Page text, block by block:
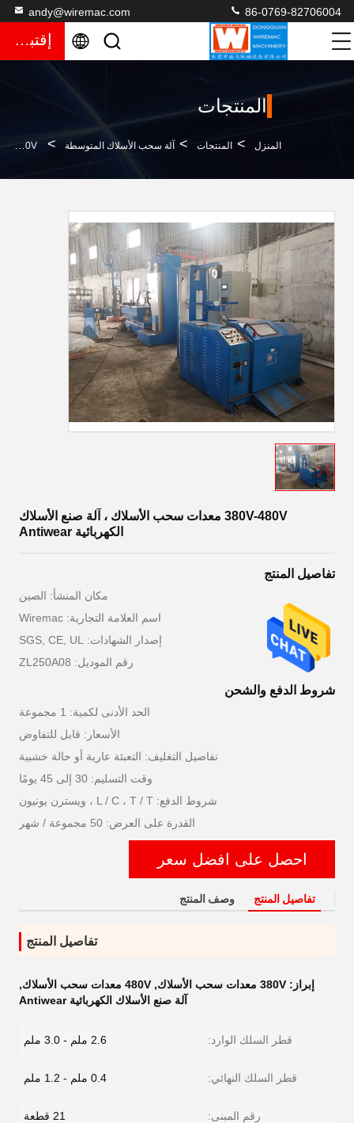
andy@wiremac.com 86-0769-82706004
إقتباس
المنتجات
المنزل > المنتجات > آلة سحب الأسلاك المتوسطة > 380V-480V معدات سحب الأسلاك ، آلة صنع الأسلاك الكهربائية Antiwear
380V-480V معدات سحب الأسلاك ، آلة صنع الأسلاك
الكهربائية Antiwear
تفاصيل المنتج
مكان المنشأ: الصين
اسم العلامة التجارية: Wiremac
إصدار الشهادات: SGS, CE, UL
رقم الموديل: ZL250A08
شروط الدفع والشحن
الحد الأدنى لكمية: 1 مجموعة
الأسعار: قابل للتفاوض
تفاصيل التغليف: التعبئة عارية أو حالة خشبية
وقت التسليم: 30 إلى 45 يومًا
شروط الدفع: L / C ، T / T ، ويسترن يونيون
القدرة على العرض: 50 مجموعة / شهر
احصل على افضل سعر
تفاصيل المنتج وصف المنتج
تفاصيل المنتج
إبراز: 380V معدات سحب الأسلاك , 480V معدات سحب الأسلاك
,
آلة صنع الأسلاك الكهربائية Antiwear
قطر السلك الوارد: 2.6 ملم - 3.0 ملم
قطر السلك النهائي: 0.4 ملم - 1.2 ملم
رقم المبنى: 21 قطعة